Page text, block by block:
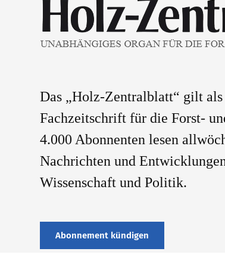
Das „Holz-Zentralblatt“ gilt als
Fachzeitschrift für die Forst-
4.000 Abonnenten lesen
Nachrichten und
Wissenschaft und Politik.
Abonnement kündigen